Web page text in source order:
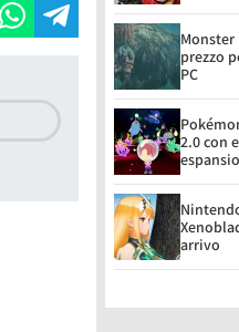
prezzo
PC
2.0 con
arrivo